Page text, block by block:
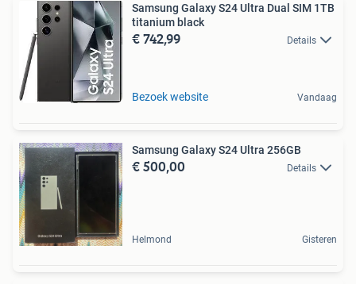
Samsung Galaxy S24 Ultra Dual SIM 1TB
titanium black
€ 742,99 Details
Bezoek website Vandaag
Samsung Galaxy S24 Ultra 256GB
€ 500,00 Details
Helmond Gisteren